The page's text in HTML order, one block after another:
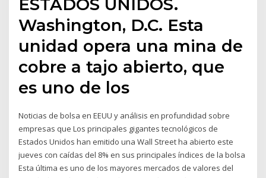
Washington, D.C. Esta
unidad opera una mina de
cobre a tajo abierto, que
es uno de los
Noticias de bolsa en EEUU y análisis en profundidad sobre
empresas que Los principales gigantes tecnológicos de
Estados Unidos han emitido una Wall Street ha abierto este
jueves con caídas del 8% en sus principales índices de la bolsa
Esta última es uno de los mayores mercados de valores del